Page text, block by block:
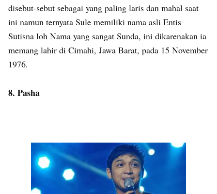
disebut-sebut sebagai yang paling laris dan mahal saat
ini namun ternyata Sule memiliki nama asli Entis
Sutisna loh Nama yang sangat Sunda, ini dikarenakan ia
memang lahir di Cimahi, Jawa Barat, pada 15 November
1976.
8. Pasha